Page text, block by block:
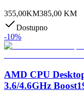
355,00KM385,00 KM
Dostupno
-10%
AMD CPU
3.6/4.6GHz